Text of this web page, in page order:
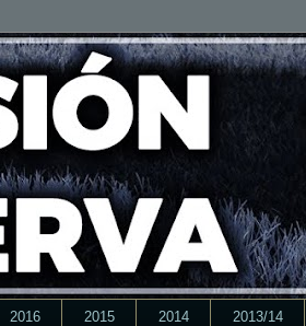
2016 2015 2014 2013/14